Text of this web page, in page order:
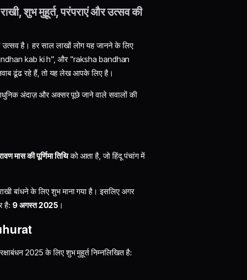
शुभ मुहूर्त, परंपराएं और उत्सव की
उत्सव है। हर साल लाखों लोग यह जानने के लिए
kab ki h", और "raksha bandhan
ढूंढ रहे हैं, तो यह लेख आपके लिए है।
आधुनिक अंदाज़ और अक्सर पूछे जाने वाले सवालों की
मास की पूर्णिमा तिथिको आता है, जो हिंदू पंचांग में
बांधने के लिए शुभ माना गया है। इसलिए अगर
है: 9 अगस्त 2025 ।
2025 के लिए शुभ मुहूर्त निम्नलिखित है: